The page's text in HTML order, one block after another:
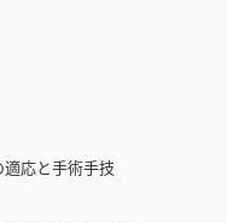
応と手術手技